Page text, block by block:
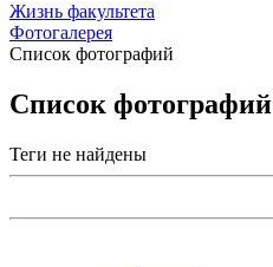
Жизнь факультета
Фотогалерея
Список фотографий
Список фотографий
Теги не найдены